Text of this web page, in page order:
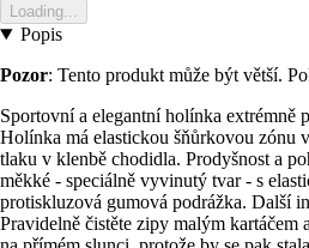
Loading...
Popis
Pozor: Tento produkt může být větší.
Sportovní a elegantní holínka
Holínka má elastickou šňůrkovou zónu
tlaku v klenbě chodidla. Prodyšnost a
měkké - speciálně vyvinutý tvar - s
protiskluzová gumová podrážka. Další
Pravidelně čistěte zipy malým